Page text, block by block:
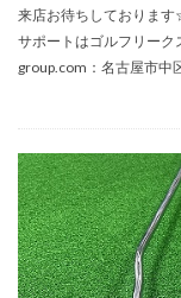
来店お待ちしておりま
サポートはゴルフリー
group.com：名古屋市